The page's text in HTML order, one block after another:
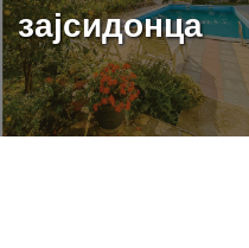
зајсидонца